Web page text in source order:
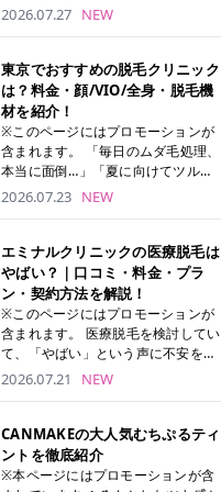
ナーパッド」は、化粧水や美容液を
トナーパッドは洗顔後に肌をやさし
く拭き取ることで、古い角質や余分
な皮脂汚れをオフしながら、うるお
いを与えられるのが特徴✨ さらに、
気になる部分には数分のせて部分用
パックとしても使用できるため、1
両方を叶えられます。 韓国コスメブ
ランドを中心に人気を集めていまし
たが、現在では日本でも定番のスキ
ンケアアイテムとして幅広い世代に
愛用されています。 トナーパッドの
特徴 トナーパッドと拭き取り化粧水
の違い 「トナーパッド」と「拭き取
り化粧水」はどちらも洗顔後に使用
するスキンケアアイテムですが、使
い方や特徴に違いがあります。 トナ
ーパッドは、化粧水があらかじめパ
ッドに含まれているため、コットン
を用意する手間がなく、忙しい朝で
もサッと使えるのが魅力です。 ま
た、保湿成分を豊富に配合した商品
2026.07.27 NEW
東京でおすすめの脱毛クリニック
は？料金・顔/VIO/全身・脱毛機
材を紹介！
※このページにはプロモーションが
含まれます。 「毎日のムダ毛処理、
本当に面倒…」「夏に向けてツルツ
ル肌になりたい！」 そう思って東京
べばいいの？と迷ってしまいますよ
ね。 この記事では、医療脱毛の基本
から、東京で特に通いやすいフレイ
アクリニック・レジーナクリニッ
ク・エミナルクリニック・リゼクリ
ニックの4院について、分かりやす
リニックを見つけて、面倒な自己処
理から卒業しちゃいましょう♪ クリ
ニック 全身＋VIO 全身＋VIO＋顔 特
徴 脱毛器 詳細 フレイアクリニック
52,800円(税込)/5回 94,600円(税
込)/5回 肌への負担に配慮しなが
2026.07.23 NEW
エミナルクリニックの医療脱毛は
やばい？｜口コミ・料金・プラ
ン・契約方法を解説！
※このページにはプロモーションが
含まれます。 医療脱毛を検討してい
て、「やばい」という声に不安を抱
える方も多いのではないでしょう
体系をはじめ、学生や友人同士でお
得になる割引キャンペーン、無料カ
ウンセリングから施術までの具体的
2026.07.21 NEW
CANMAKEの大人気むちぷるティ
ントを徹底紹介
※本ページにはプロモーションが含